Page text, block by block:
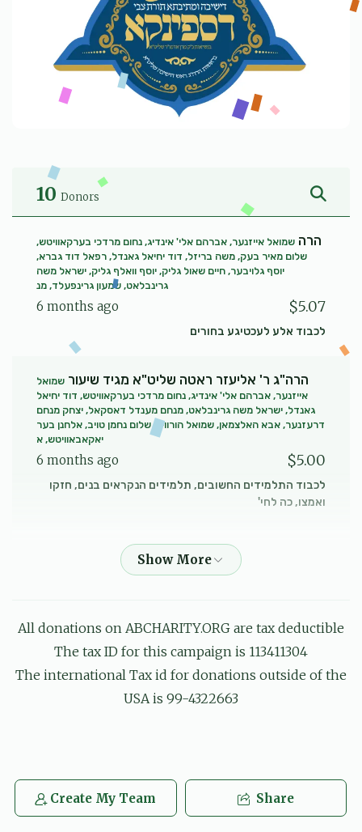
10 Donors
הרה שמואל אייזנער, אברהם אלי' אינדיג, נחום מרדכי בערקאוויטש,
שלום מאיר בעק, משה בריזל, דוד יחיאל גאנדל, רפאל דוד גברא,
יוסף גלויבער, חיים שאול גליק, יוסף וואלף גליק, ישראל משה
גרינבלאט, שמעון גרינפעלד, מנ
6 months ago $5.07
לכבוד אלע לעכטיגע בחורים
הרה"ג ר' אליעזר ראטה שליט"א מגיד שיעור שמואל
אייזנער, אברהם אלי' אינדיג, נחום מרדכי בערקאוויטש, דוד יחיאל
גאנדל, ישראל משה גרינבלאט, מנחם מענדל דאסקאל, יצחק מנחם
דרעזנער, אבא האלצמאן, שמואל הורוויץ, שלום נחמן טויב, אלחנן בער
יאקאבאוויטש, א
6 months ago $5.00
לכבוד התלמידים החשובים, תלמידים הנקראים בנים, חזקו
ואמצו, כה לחי'
ר' יצחק אייזיק ראבינאוויטץאבא האלצמאן, משה רובין
הגה''צ ר' יחזקאל וואגשאל שליט''א שמואל אייזנער,
בריזל, דוד יחיאל גאנדל, רפאל דוד גברא, יוסף גלויבער, חיים שאול
גליק, יוסף וואלף גליק, ישראל משה גרינבלאט, שמעון גרינפעלד, מנח
דיין טייערע חבר שמילי אייזנער
All donations on ABCHARITY.ORG are tax deductible
The tax ID for this campaign is 113411304
The international Tax id for donations outside of the
USA is 99-4322663
Create My Team Share